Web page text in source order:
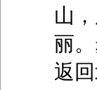
山
丽
返